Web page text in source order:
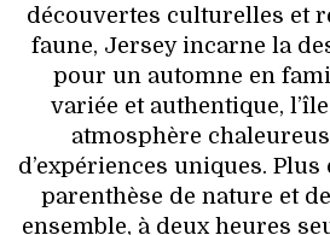
découvertes culturelles et
faune, Jersey incarne la
pour un automne en
variée et authentique,
atmosphère
d’expériences uniques. Plus
parenthèse de nature et
ensemble, à deux heures